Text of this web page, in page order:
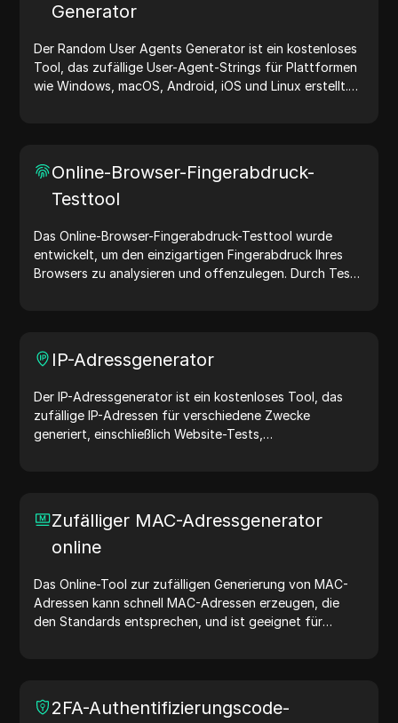
Generator
Der Random User Agents Generator ist ein kostenloses
Tool, das zufällige User-Agent-Strings für Plattformen
wie Windows, macOS, Android, iOS und Linux erstellt.
noch heute User-Agents!
Online-Browser-Fingerabdruck-
Testtool
Das Online-Browser-Fingerabdruck-Testtool wurde
entwickelt, um den einzigartigen Fingerabdruck Ihres
Browsers zu analysieren und offenzulegen. Durch Tests
IP-Adressgenerator
Der IP-Adressgenerator ist ein kostenloses Tool, das
zufällige IP-Adressen für verschiedene Zwecke
generiert, einschließlich Website-Tests,
Geolokalisierung, Datenschutzprüfungen und mehr zu
generieren. Vereinfachen Sie Ihren Arbeitsablauf und
Sie jetzt IP-Adressen!
Zufälliger MAC-Adressgenerator
online
Das Online-Tool zur zufälligen Generierung von MAC-
Adressen kann schnell MAC-Adressen erzeugen, die
den Standards entsprechen, und ist geeignet für
2FA-Authentifizierungscode-